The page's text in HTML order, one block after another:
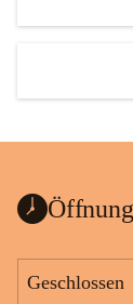
Geschlossen